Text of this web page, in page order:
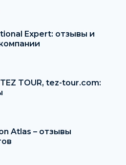
Expert: отзывы и
TOUR, tez-tour.com:
Atlas – отзывы